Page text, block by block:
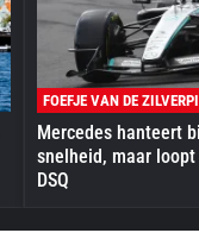
FOEFJE VAN DE
Mercedes hanteert
snelheid, maar
DSQ